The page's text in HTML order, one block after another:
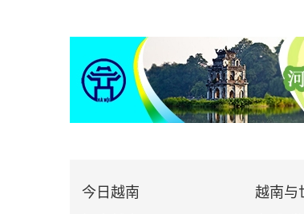
今日越南 越南与